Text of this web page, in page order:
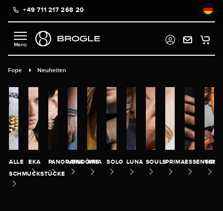
springen
+49 711 217 268 20
Fope Neuheiten
ALLE
SCHMUCKSTÜCKE
EKA PANORAMAVENDÔME
ARIA SOLO LUNA SOULSPRIMAESSENTIALS